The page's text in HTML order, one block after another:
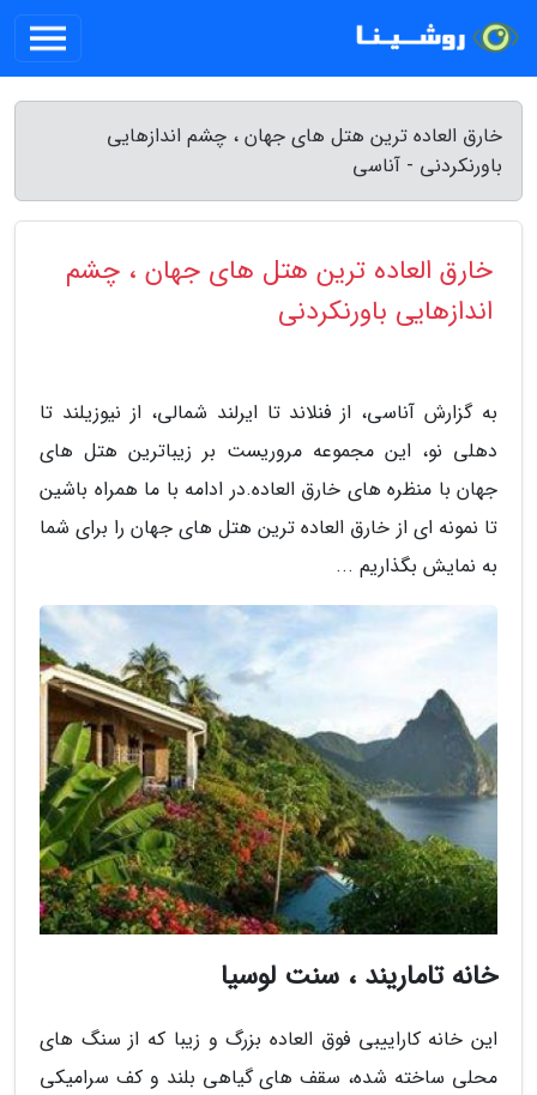
خارق العاده ترین هتل های جهان ، چشم اندازهایی
باورنکردنی - آناسی
خارق العاده ترین هتل های جهان ، چشم
اندازهایی باورنکردنی
به گزارش آناسی، از فنلاند تا ایرلند شمالی، از نیوزیلند تا
دهلی نو، این مجموعه مروریست بر زیباترین هتل های
جهان با منظره های خارق العاده.در ادامه با ما همراه باشین
تا نمونه ای از خارق العاده ترین هتل های جهان را برای شما
به نمایش بگذاریم ...
خانه تاماریند ، سنت لوسیا
این خانه کاراییبی فوق العاده بزرگ و زیبا که از سنگ های
محلی ساخته شده، سقف های گیاهی بلند و کف سرامیکی